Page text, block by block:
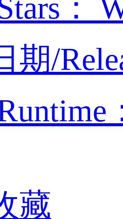
：
期/
藏